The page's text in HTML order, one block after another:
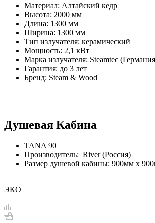
Материал: Алтайский кедр
Высота: 2000 мм
Длина: 1300 мм
Ширина: 1300 мм
Тип излучателя: керамический
Мощность: 2,1 кВт
Марка излучателя: Steamtec
Гарантия: до 3 лет
Бренд: Steam & Wood
Душевая Кабина
TANA 90
Производитель: River (Россия)
Размер душевой кабины: 900мм х
ЭКО